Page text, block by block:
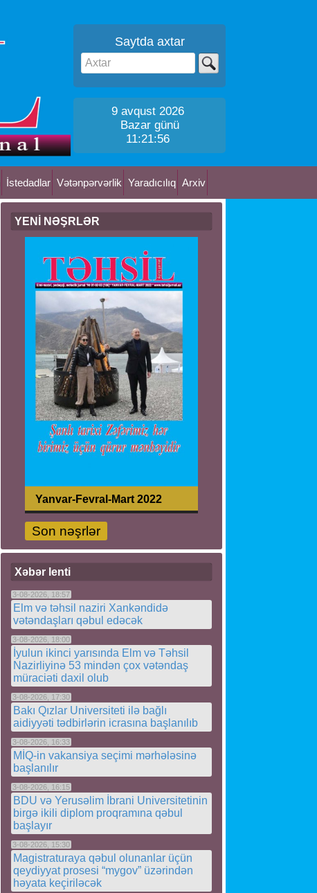
Saytda axtar
9 avqust 2026
Bazar günü
11:21:57
İstedadlar Vətənpərvərlik Yaradıcılıq Arxiv
YENİ NƏŞRLƏR
Yanvar-Fevral-Mart 2022
Son nəşrlər
Xəbər lenti
3-08-2026, 18:57
Elm və təhsil naziri Xankəndidə
vətəndaşları qəbul edəcək
3-08-2026, 18:00
İyulun ikinci yarısında Elm və Təhsil
Nazirliyinə 53 mindən çox vətəndaş
müraciəti daxil olub
3-08-2026, 17:30
Bakı Qızlar Universiteti ilə bağlı
aidiyyəti tədbirlərin icrasına başlanılıb
3-08-2026, 16:33
MİQ-in vakansiya seçimi mərhələsinə
başlanılır
3-08-2026, 16:15
BDU və Yerusəlim İbrani Universitetinin
birgə ikili diplom proqramına qəbul
başlayır
3-08-2026, 15:30
Magistraturaya qəbul olunanlar üçün
qeydiyyat prosesi “mygov” üzərindən
həyata keçiriləcək